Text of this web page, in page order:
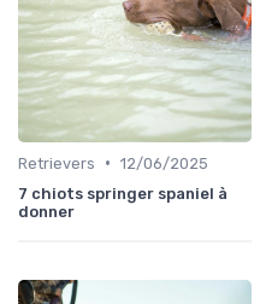
Retrievers • 12/06/2025
7 chiots springer spaniel à
donner